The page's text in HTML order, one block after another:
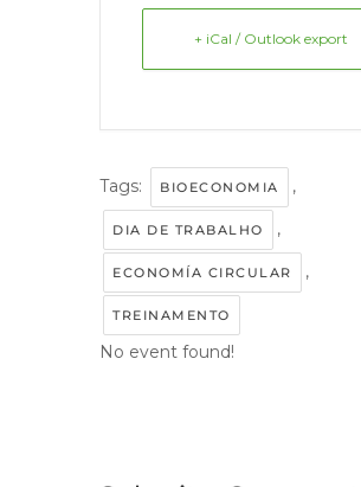
+ iCal / Outlook export
Tags: BIOECONOMIA ,
DIA DE TRABALHO ,
ECONOMÍA CIRCULAR ,
TREINAMENTO
No event found!